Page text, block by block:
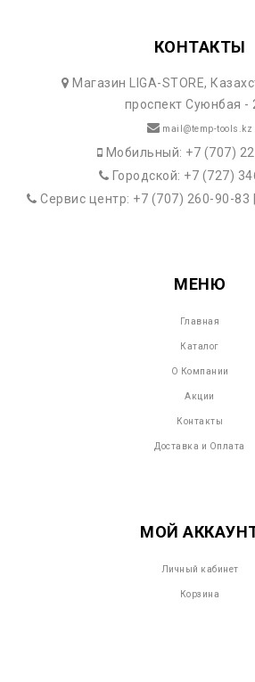
КОНТАКТЫ
Магазин LIGA-STORE,
проспект Суюнбая -
mail@temp-tools.kz
Мобильный: +7 (707)
Городской: +7 (727)
Сервис центр: +7 (707) 260-90-83
МЕНЮ
Главная
Каталог
О Компании
Акции
Контакты
Доставка и Оплата
МОЙ
Личный кабинет
Корзина